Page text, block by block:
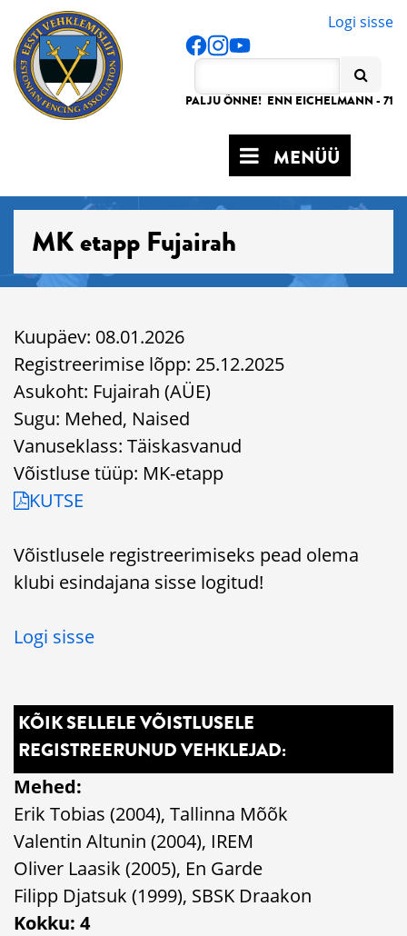
Logi sisse
PALJU ÕNNE! ENN EICHELMANN - 71
MENÜÜ
MK etapp Fujairah
Kuupäev: 08.01.2026
Registreerimise lõpp: 25.12.2025
Asukoht: Fujairah (AÜE)
Sugu: Mehed, Naised
Vanuseklass: Täiskasvanud
Võistluse tüüp: MK-etapp
KUTSE
Võistlusele registreerimiseks pead olema
klubi esindajana sisse logitud!
Logi sisse
KÕIK SELLELE VÕISTLUSELE
REGISTREERUNUD VEHKLEJAD:
Mehed:
Erik Tobias (2004), Tallinna Mõõk
Valentin Altunin (2004), IREM
Oliver Laasik (2005), En Garde
Filipp Djatsuk (1999), SBSK Draakon
Kokku: 4